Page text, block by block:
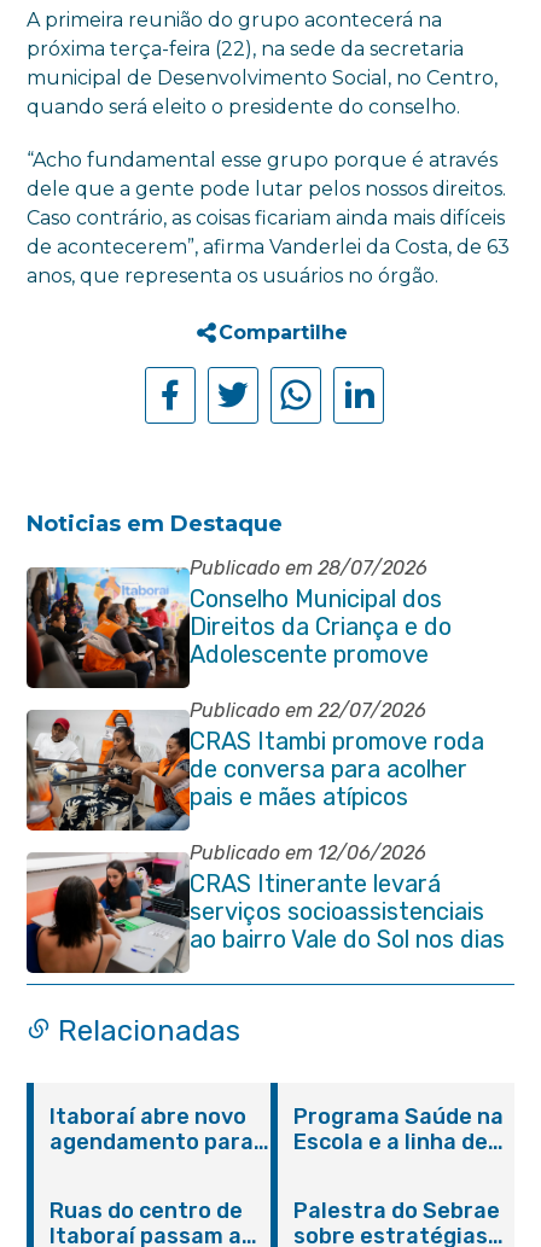
A primeira reunião do grupo acontecerá na
próxima terça-feira (22), na sede da secretaria
municipal de Desenvolvimento Social, no Centro,
quando será eleito o presidente do conselho.
“Acho fundamental esse grupo porque é através
dele que a gente pode lutar pelos nossos direitos.
Caso contrário, as coisas ficariam ainda mais difíceis
de acontecerem”, afirma Vanderlei da Costa, de 63
anos, que representa os usuários no órgão.
Compartilhe
Noticias em Destaque
Publicado em 28/07/2026
Conselho Municipal dos
Direitos da Criança e do
Adolescente promove
reunião de alinhamento com
órgãos públicos
Publicado em 22/07/2026
CRAS Itambi promove roda
de conversa para acolher
pais e mães atípicos
Publicado em 12/06/2026
CRAS Itinerante levará
serviços socioassistenciais
ao bairro Vale do Sol nos dias
15 e 16 de junho e Vila
Gabriela 18 de junho
Relacionadas
Itaboraí abre novo
agendamento para
Programa Saúde na
Escola e a linha de
promovem
Ruas do centro de
Itaboraí passam a
Palestra do Sebrae
sobre estratégias